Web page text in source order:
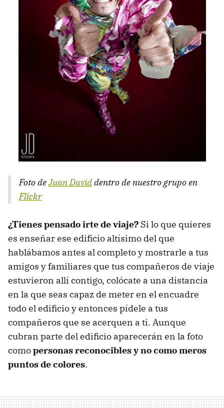
Foto deJuan Daviddentro de nuestro grupo en
Flickr
¿Tienes pensado irte de viaje? Si lo que quieres
es enseñar ese edificio altísimo del que
hablábamos antes al completo y mostrarle a tus
amigos y familiares que tus compañeros de viaje
estuvieron allí contigo, colócate a una distancia
en la que seas capaz de meter en el encuadre
todo el edificio y entonces pídele a tus
compañeros que se acerquen a ti. Aunque
cubran parte del edificio aparecerán en la foto
comopersonas reconocibles y no como meros
puntos de colores.